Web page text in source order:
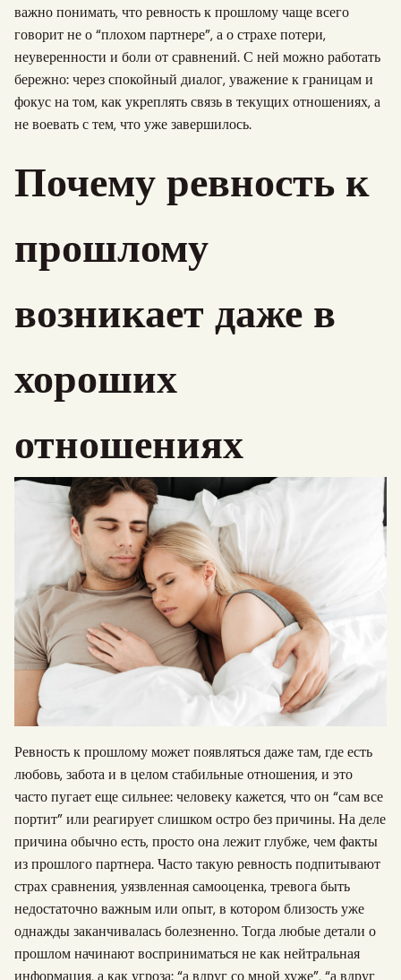
важно понимать, что ревность к прошлому чаще всего
говорит не о “плохом партнере”, а о страхе потери,
неуверенности и боли от сравнений. С ней можно работать
бережно: через спокойный диалог, уважение к границам и
фокус на том, как укреплять связь в текущих отношениях, а
не воевать с тем, что уже завершилось.
Почему ревность к
прошлому
возникает даже в
хороших
отношениях
Ревность к прошлому может появляться даже там, где есть
любовь, забота и в целом стабильные отношения, и это
часто пугает еще сильнее: человеку кажется, что он “сам все
портит” или реагирует слишком остро без причины. На деле
причина обычно есть, просто она лежит глубже, чем факты
из прошлого партнера. Часто такую ревность подпитывают
страх сравнения, уязвленная самооценка, тревога быть
недостаточно важным или опыт, в котором близость уже
однажды заканчивалась болезненно. Тогда любые детали о
прошлом начинают восприниматься не как нейтральная
информация, а как угроза: “а вдруг со мной хуже”, “а вдруг